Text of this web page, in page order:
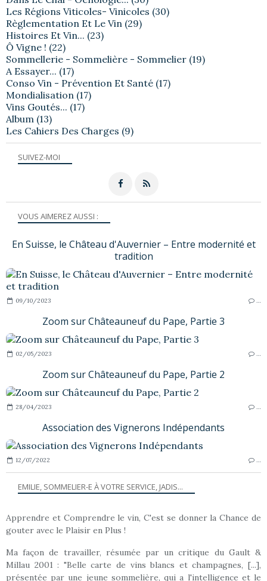
SUIVEZ-MOI
VOUS AIMEREZ AUSSI :
En Suisse, le Château d'Auvernier – Entre modernité et
tradition
09/10/2023
Zoom sur Châteauneuf du Pape, Partie 3
02/05/2023
Zoom sur Châteauneuf du Pape, Partie 2
28/04/2023
Association des Vignerons Indépendants
12/07/2022
Les Régions Viticoles- Vinicoles (30)
Règlementation Et Le Vin (29)
Histoires Et Vin... (23)
Ô Vigne ! (22)
Sommellerie - Sommelière - Sommelier (19)
A Essayer... (17)
Conso Vin - Prévention Et Santé (17)
Mondialisation (17)
Vins Goutés... (17)
Album (13)
Les Cahiers Des Charges (9)
EMILIE, SOMMELIER-E À VOTRE SERVICE, JADIS...
Apprendre et Comprendre le vin, C'est se donner la Chance de
gouter avec le Plaisir en Plus !
Ma façon de travailler, résumée par un critique du Gault &
Millau 2001 : "Belle carte de vins blancs et champagnes, [...],
présentée par une jeune sommelière, qui a l'intelligence et le